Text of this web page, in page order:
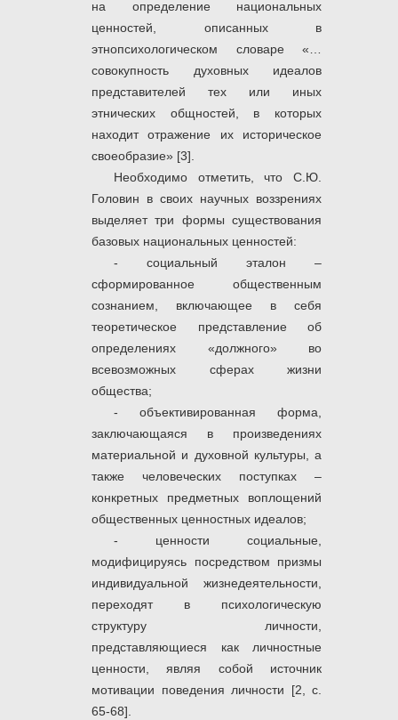
на определение национальных
ценностей, описанных в
этнопсихологическом словаре «…
совокупность духовных идеалов
представителей тех или иных
этнических общностей, в которых
находит отражение их историческое
своеобразие» [3].
Необходимо отметить, что С.Ю.
Головин в своих научных воззрениях
выделяет три формы существования
базовых национальных ценностей:
- социальный эталон –
сформированное общественным
сознанием, включающее в себя
теоретическое представление об
определениях «должного» во
всевозможных сферах жизни
общества;
- объективированная форма,
заключающаяся в произведениях
материальной и духовной культуры, а
также человеческих поступках –
конкретных предметных воплощений
общественных ценностных идеалов;
- ценности социальные,
модифицируясь посредством призмы
индивидуальной жизнедеятельности,
переходят в психологическую
структуру личности,
представляющиеся как личностные
ценности, являя собой источник
мотивации поведения личности [2, с.
65-68].